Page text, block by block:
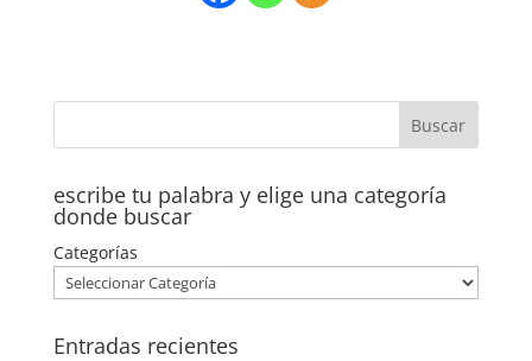
escribe tu palabra y elige una categoría
donde buscar
Categorías
Entradas recientes